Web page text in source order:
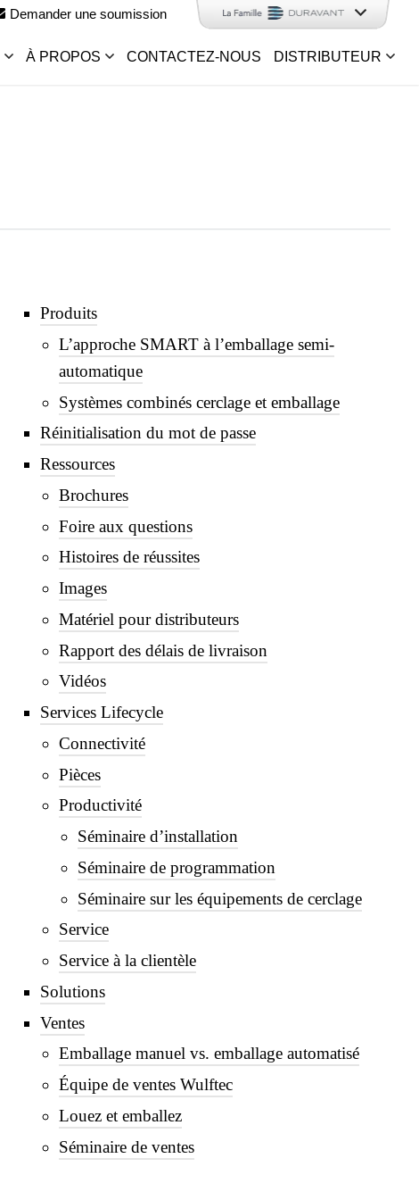
Demander une soumission
À PROPOS CONTACTEZ-NOUS DISTRIBUTEUR
Produits
L’approche SMART à l’emballage semi-
automatique
Systèmes combinés cerclage et emballage
Réinitialisation du mot de passe
Ressources
Brochures
Foire aux questions
Histoires de réussites
Images
Matériel pour distributeurs
Rapport des délais de livraison
Vidéos
Services Lifecycle
Connectivité
Pièces
Productivité
Séminaire d’installation
Séminaire de programmation
Séminaire sur les équipements de cerclage
Service
Service à la clientèle
Solutions
Ventes
Emballage manuel vs. emballage automatisé
Équipe de ventes Wulftec
Louez et emballez
Séminaire de ventes